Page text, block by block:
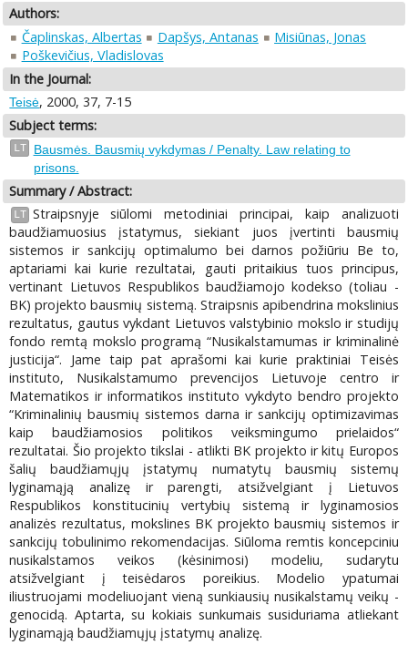
Authors:
Čaplinskas, Albertas
Dapšys, Antanas
Misiūnas, Jonas
Poškevičius, Vladislovas
In the Journal:
Teisė, 2000, 37, 7-15
Subject terms:
LT
Bausmės. Bausmių vykdymas / Penalty. Law relating to
prisons.
Summary / Abstract:
LT Straipsnyje siūlomi metodiniai principai, kaip analizuoti
baudžiamuosius įstatymus, siekiant juos įvertinti bausmių
sistemos ir sankcijų optimalumo bei darnos požiūriu Be to,
aptariami kai kurie rezultatai, gauti pritaikius tuos principus,
vertinant Lietuvos Respublikos baudžiamojo kodekso (toliau -
BK) projekto bausmių sistemą. Straipsnis apibendrina mokslinius
rezultatus, gautus vykdant Lietuvos valstybinio mokslo ir studijų
fondo remtą mokslo programą “Nusikalstamumas ir kriminalinė
justicija“. Jame taip pat aprašomi kai kurie praktiniai Teisės
instituto, Nusikalstamumo prevencijos Lietuvoje centro ir
Matematikos ir informatikos instituto vykdyto bendro projekto
“Kriminalinių bausmių sistemos darna ir sankcijų optimizavimas
kaip baudžiamosios politikos veiksmingumo prielaidos“
rezultatai. Šio projekto tikslai - atlikti BK projekto ir kitų Europos
šalių baudžiamųjų įstatymų numatytų bausmių sistemų
lyginamąją analizę ir parengti, atsižvelgiant į Lietuvos
Respublikos konstitucinių vertybių sistemą ir lyginamosios
analizės rezultatus, mokslines BK projekto bausmių sistemos ir
sankcijų tobulinimo rekomendacijas. Siūloma remtis koncepciniu
nusikalstamos veikos (kėsinimosi) modeliu, sudarytu
atsižvelgiant į teisėdaros poreikius. Modelio ypatumai
iliustruojami modeliuojant vieną sunkiausių nusikalstamų veikų -
genocidą. Aptarta, su kokiais sunkumais susiduriama atliekant
lyginamąją baudžiamųjų įstatymų analizę.